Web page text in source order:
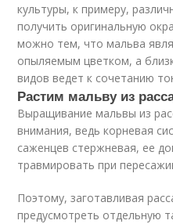
культуры, к примеру,
получить оригинальную
можно тем, что мальва
опыляемым цветком, а
видов ведет к сочетанию
Растим мальву из
Выращивание мальвы из
внимания, ведь корневая
саженцев стержневая, ее
травмировать при
Поэтому, заготавливая
предусмотреть отдельную